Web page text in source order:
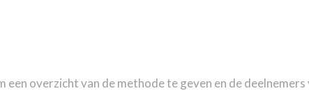
een overzicht van de methode te geven en de